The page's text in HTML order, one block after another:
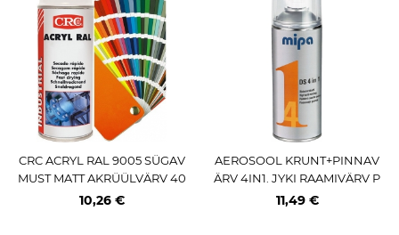
CRC ACRYL RAL 9005 SÜGAV
MUST MATT AKRÜÜLVÄRV 40
0ML / AE
10,26 €
AEROSOOL KRUNT+PINNAV
ÄRV 4IN1. JYKI RAAMIVÄRV P
UNANE (RAL 3020) 400ML /
11,49 €